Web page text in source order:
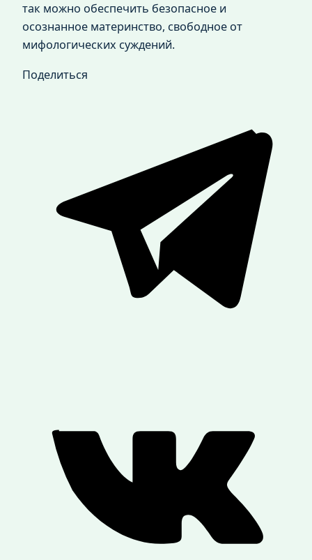
так можно обеспечить безопасное и
осознанное материнство, свободное от
мифологических суждений.
Поделиться